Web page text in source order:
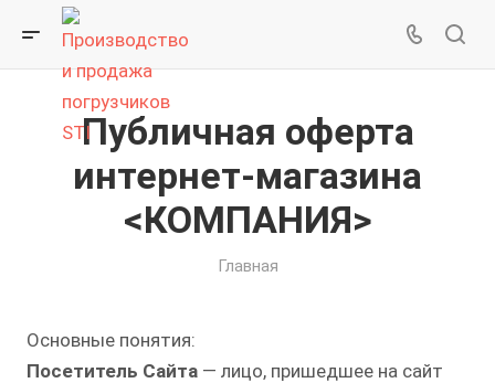
Публичная оферта
интернет-магазина
<КОМПАНИЯ>
Главная
Основные понятия:
Посетитель Сайта — лицо, пришедшее на сайт